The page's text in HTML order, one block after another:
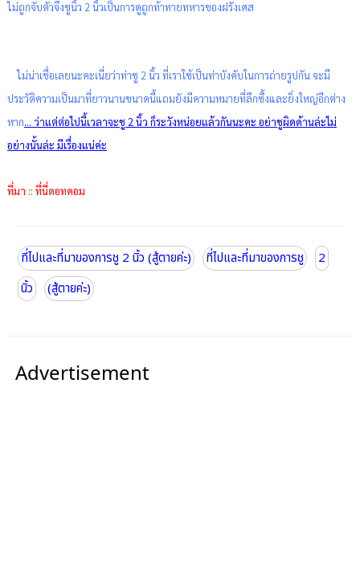
ไม่ถูกจับตัวจึงชูนิ้ว 2 นิ้วเป็นการดูถูกท้าทายทหารของฝรั่งเศส
ไม่น่าเชื่อเลยนะคะเนี่ยว่าท่าชู 2 นิ้ว ที่เราใช้เป็นท่าบังคับในการถ่ายรูปกัน จะมี
ประวัติความเป็นมาที่ยาวนานขนาดนี้แถมยังมีความหมายที่ลึกซึ้งและยิ่งใหญ่อีกต่าง
หาก... ว่าแต่ต่อไปนี้เวลาจะชู 2 นิ้ว ก็ระวังหน่อยแล้วกันนะคะ อย่าชูผิดด้านล่ะไม่
อย่างนั้นล่ะ มีเรื่องแน่ค่ะ
ที่มา :: ที่นี่ดอทคอม
ที่ไปและที่มาของการชู 2 นิ้ว (สู้ตายค่ะ) ที่ไปและที่มาของการชู
2
นิ้ว
(สู้ตายค่ะ)
Advertisement